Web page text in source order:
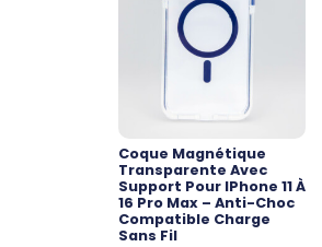
Coque Magnétique
Transparente Avec
Support Pour IPhone 11 À
16 Pro Max – Anti-Choc
Compatible Charge
Sans Fil